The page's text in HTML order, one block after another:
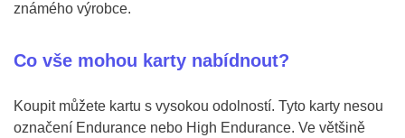
známého výrobce.
Co vše mohou karty nabídnout?
Koupit můžete kartu s vysokou odolností. Tyto karty nesou
označení Endurance nebo High Endurance. Ve většině